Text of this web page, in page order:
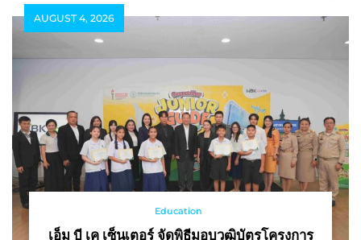
AUGUST 4, 2026
Education
เอ็ม บี เค เซ็นเตอร์ จัดพิธีมอบวุฒิบัตรโครงการ